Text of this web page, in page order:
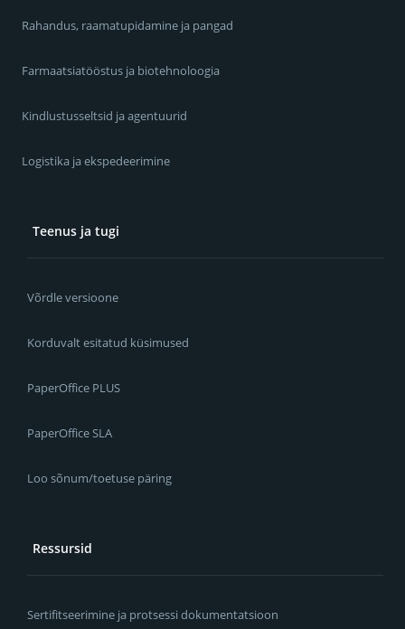
Rahandus, raamatupidamine ja pangad
Farmaatsiatööstus ja biotehnoloogia
Kindlustusseltsid ja agentuurid
Logistika ja ekspedeerimine
Teenus ja tugi
Võrdle versioone
Korduvalt esitatud küsimused
PaperOffice PLUS
PaperOffice SLA
Loo sõnum/toetuse päring
Ressursid
Sertifitseerimine ja protsessi dokumentatsioon